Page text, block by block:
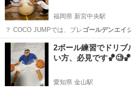
福岡県 新宮中央駅
？ COCO JUMPでは、プレ ゴールデンエイ
ログラムを…
福岡 糟屋郡 新宮中央駅 かけっこ
2ボール練習でドリブ
い方、必見です🏀🧐🏀
愛知県 金山駅